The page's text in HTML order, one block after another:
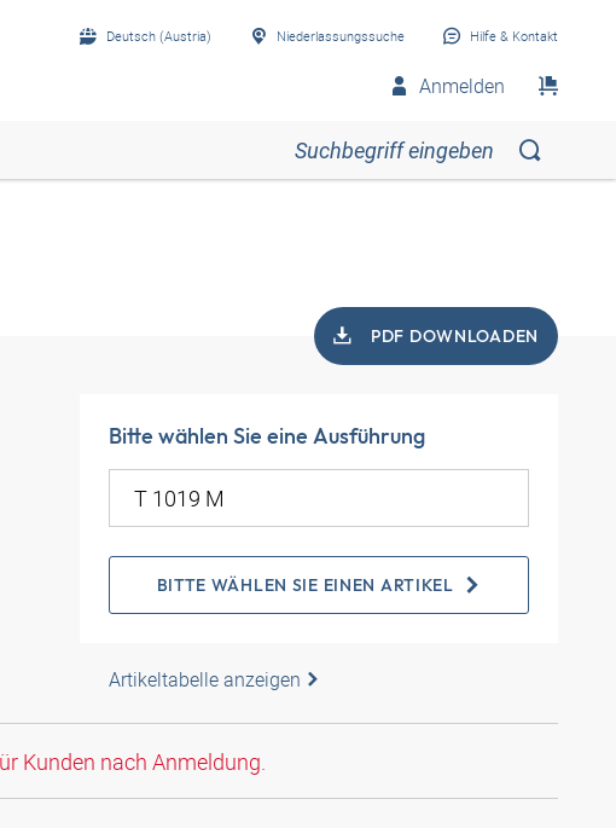
Deutsch (Austria) Niederlassungssuche Hilfe & Kontakt
Anmelden
PDF DOWNLOADEN
Bitte wählen Sie eine Ausführung
BITTE WÄHLEN SIE EINEN ARTIKEL
Artikeltabelle anzeigen
Kunden nach Anmeldung.